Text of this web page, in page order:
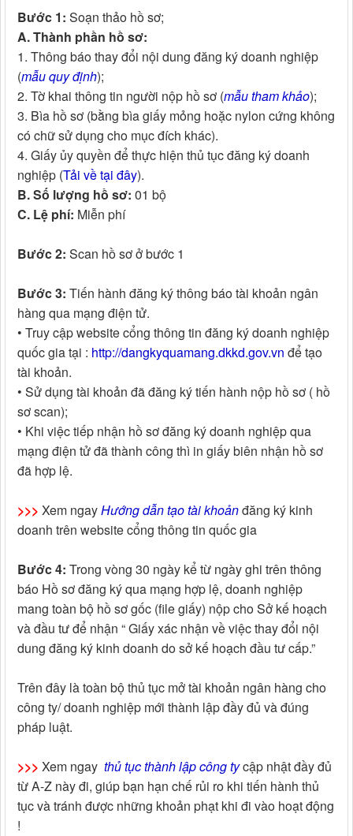
Bước 1: Soạn thảo hồ sơ;
A. Thành phần hồ sơ:
1. Thông báo thay đổi nội dung đăng ký doanh nghiệp
(mẫu quy định);
2. Tờ khai thông tin người nộp hồ sơ (mẫu tham khảo);
3. Bìa hồ sơ (bằng bìa giấy mỏng hoặc nylon cứng không
có chữ sử dụng cho mục đích khác).
4. Giấy ủy quyền để thực hiện thủ tục đăng ký doanh
nghiệp (Tải về tại đây).
B. Số lượng hồ sơ: 01 bộ
C. Lệ phí: Miễn phí
Bước 2: Scan hồ sơ ở bước 1
Bước 3: Tiến hành đăng ký thông báo tài khoản ngân
hàng qua mạng điện tử.
• Truy cập website cổng thông tin đăng ký doanh nghiệp
quốc gia tại : http://dangkyquamang.dkkd.gov.vn để tạo
tài khoản.
• Sử dụng tài khoản đã đăng ký tiến hành nộp hồ sơ ( hồ
sơ scan);
• Khi việc tiếp nhận hồ sơ đăng ký doanh nghiệp qua
mạng điện tử đã thành công thì in giấy biên nhận hồ sơ
đã hợp lệ.
>>> Xem ngayHướng dẫn tạo tài khoảnđăng ký kinh
doanh trên website cổng thông tin quốc gia
Bước 4: Trong vòng 30 ngày kể từ ngày ghi trên thông
báo Hồ sơ đăng ký qua mạng hợp lệ, doanh nghiệp
mang toàn bộ hồ sơ gốc (file giấy) nộp cho Sở kế hoạch
và đầu tư để nhận “ Giấy xác nhận về việc thay đổi nội
dung đăng ký kinh doanh do sở kế hoạch đầu tư cấp.”
Trên đây là toàn bộ thủ tục mở tài khoản ngân hàng cho
công ty/ doanh nghiệp mới thành lập đầy đủ và đúng
pháp luật.
>>> Xem ngay thủ tục thành lập công tycập nhật đầy đủ
từ A-Z này đi, giúp bạn hạn chế rủi ro khi tiến hành thủ
tục và tránh được những khoản phạt khi đi vào hoạt động
!